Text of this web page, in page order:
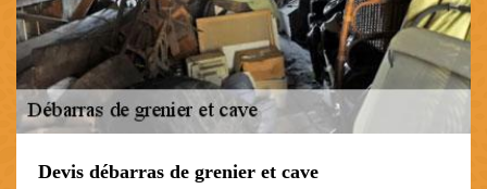
Devis débarras de grenier et cave